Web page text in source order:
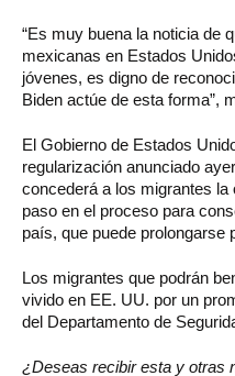
“Es muy buena la noticia de
mexicanas en Estados
jóvenes, es digno de
Biden actúe de esta forma”,
El Gobierno de Estados
regularización anunciado
concederá a los migrantes la
paso en el proceso para
país, que puede prolongarse
Los migrantes que podrán
vivido en EE. UU. por un
del Departamento de
¿Deseas recibir esta y otras